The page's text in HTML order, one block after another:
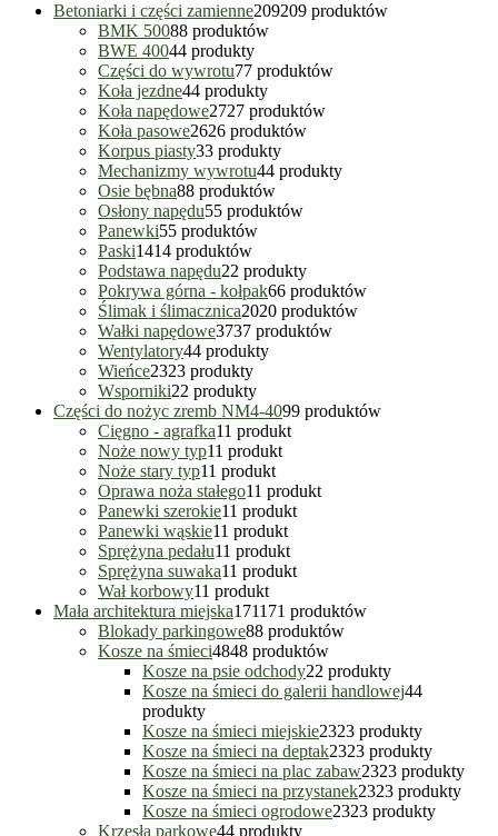
Betoniarki i części zamienne209209 produktów
BMK 50088 produktów
BWE 40044 produkty
Części do wywrotu77 produktów
Koła jezdne44 produkty
Koła napędowe2727 produktów
Koła pasowe2626 produktów
Korpus piasty33 produkty
Mechanizmy wywrotu44 produkty
Osie bębna88 produktów
Osłony napędu55 produktów
Panewki55 produktów
Paski1414 produktów
Podstawa napędu22 produkty
Pokrywa górna - kołpak66 produktów
Ślimak i ślimacznica2020 produktów
Wałki napędowe3737 produktów
Wentylatory44 produkty
Wieńce2323 produkty
Wsporniki22 produkty
Części do nożyc zremb NM4-4099 produktów
Cięgno - agrafka11 produkt
Noże nowy typ11 produkt
Noże stary typ11 produkt
Oprawa noża stałego11 produkt
Panewki szerokie11 produkt
Panewki wąskie11 produkt
Sprężyna pedału11 produkt
Sprężyna suwaka11 produkt
Wał korbowy11 produkt
Mała architektura miejska171171 produktów
Blokady parkingowe88 produktów
Kosze na śmieci4848 produktów
Kosze na psie odchody22 produkty
Kosze na śmieci do galerii handlowej44
produkty
Kosze na śmieci miejskie2323 produkty
Kosze na śmieci na deptak2323 produkty
Kosze na śmieci na plac zabaw2323 produkty
Kosze na śmieci na przystanek2323 produkty
Kosze na śmieci ogrodowe2323 produkty
Krzesła parkowe44 produkty